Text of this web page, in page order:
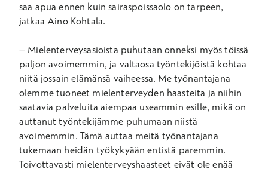
saa apua ennen kuin sairaspoissaolo on tarpeen,
jatkaa Aino Kohtala.
– Mielenterveysasioista puhutaan onneksi myös töissä
paljon avoimemmin, ja valtaosa työntekijöistä kohtaa
niitä jossain elämänsä vaiheessa. Me työnantajana
olemme tuoneet mielenterveyden haasteita ja niihin
saatavia palveluita aiempaa useammin esille, mikä on
auttanut työntekijämme puhumaan niistä
avoimemmin. Tämä auttaa meitä työnantajana
tukemaan heidän työkykyään entistä paremmin.
Toivottavasti mielenterveyshaasteet eivät ole enää